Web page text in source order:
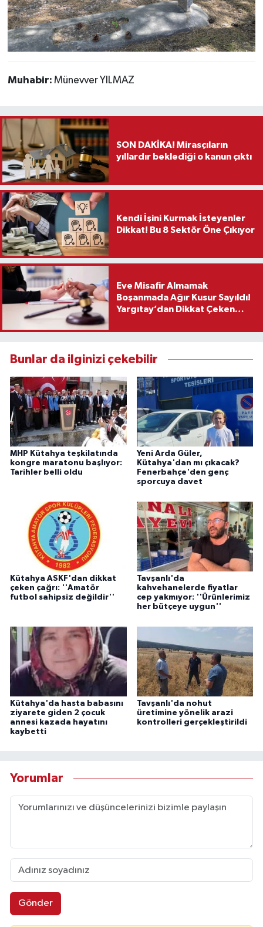
Muhabir: Münevver YILMAZ
SON DAKİKA! Mirasçıların
yıllardır beklediği o kanun çıktı
Kendi İşini Kurmak İsteyenler
Dikkat! Bu 8 Sektör Öne Çıkıyor
Eve Misafir Almamak
Boşanmada Ağır Kusur Sayıldı!
Yargıtay’dan Dikkat Çeken
Bunlar da ilginizi çekebilir
MHP Kütahya teşkilatında
kongre maratonu başlıyor:
Tarihler belli oldu
Yeni Arda Güler,
Kütahya'dan mı çıkacak?
Fenerbahçe'den genç
sporcuya davet
Kütahya ASKF'dan dikkat
çeken çağrı: ''Amatör
futbol sahipsiz değildir''
Tavşanlı'da
kahvehanelerde fiyatlar
cep yakmıyor: ''Ürünlerimiz
her bütçeye uygun''
Kütahya'da hasta babasını
ziyarete giden 2 çocuk
annesi kazada hayatını
kaybetti
Tavşanlı'da nohut
üretimine yönelik arazi
kontrolleri gerçekleştirildi
Yorumlar
Gönder